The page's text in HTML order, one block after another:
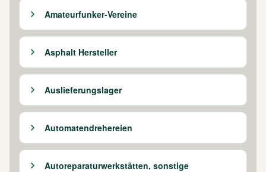
Amateurfunker-Vereine
Asphalt Hersteller
Auslieferungslager
Automatendrehereien
Autoreparaturwerkstätten, sonstige